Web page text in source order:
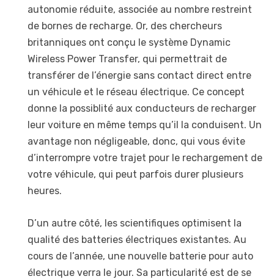
autonomie réduite, associée au nombre restreint
de bornes de recharge. Or, des chercheurs
britanniques ont conçu le système Dynamic
Wireless Power Transfer, qui permettrait de
transférer de l’énergie sans contact direct entre
un véhicule et le réseau électrique. Ce concept
donne la possiblité aux conducteurs de recharger
leur voiture en même temps qu’il la conduisent. Un
avantage non négligeable, donc, qui vous évite
d’interrompre votre trajet pour le rechargement de
votre véhicule, qui peut parfois durer plusieurs
heures.
D’un autre côté, les scientifiques optimisent la
qualité des batteries électriques existantes. Au
cours de l’année, une nouvelle batterie pour auto
électrique verra le jour. Sa particularité est de se